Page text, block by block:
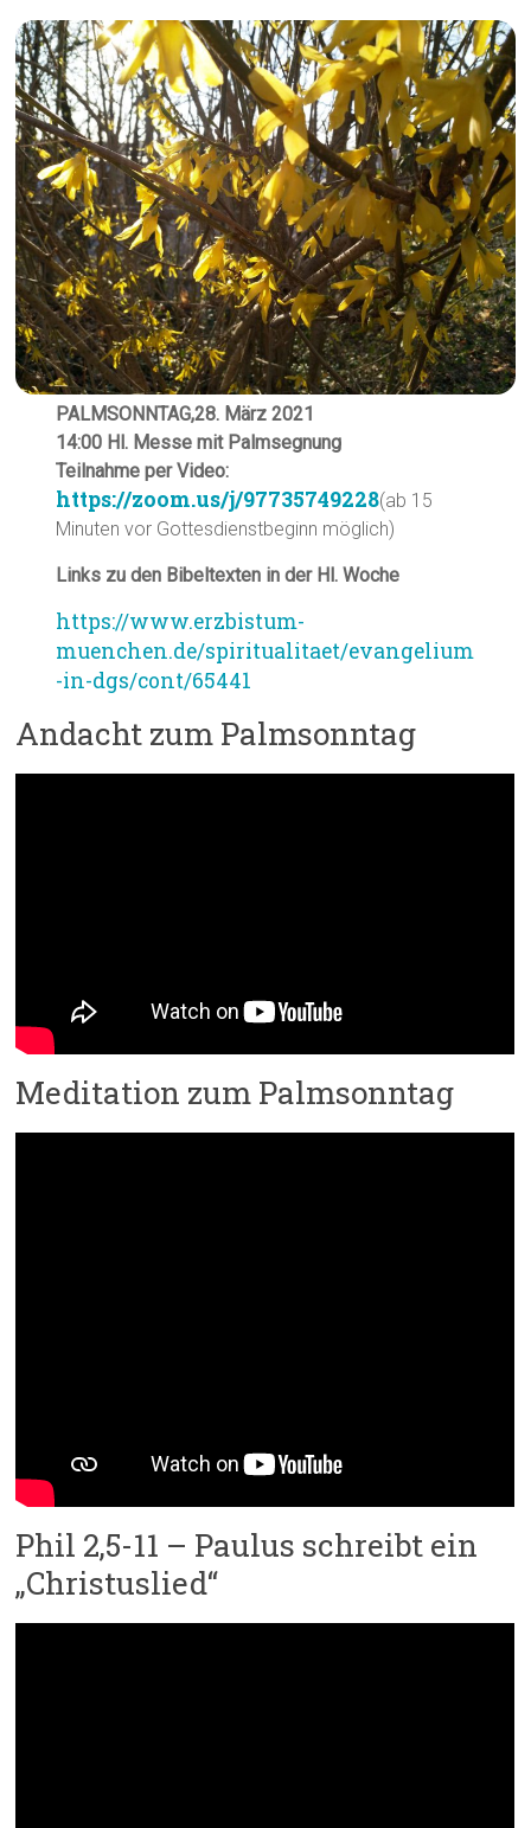
PALMSONNTAG,28. März 2021
14:00 Hl. Messe mit Palmsegnung
Teilnahme per Video:
https://zoom.us/j/97735749228(ab 15
Minuten vor Gottesdienstbeginn möglich)
Links zu den Bibeltexten in der Hl. Woche
https://www.erzbistum-
muenchen.de/spiritualitaet/evangelium
-in-dgs/cont/65441
Andacht zum Palmsonntag
Meditation zum Palmsonntag
Phil 2,5-11 – Paulus schreibt ein
„Christuslied“